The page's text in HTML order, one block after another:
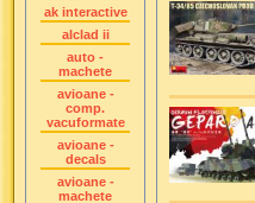
ak interactive
alclad ii
auto -
machete
avioane -
comp.
vacuformate
avioane -
decals
avioane -
machete